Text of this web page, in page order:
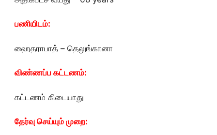
பணியிடம்:
ஹைதராபாத் – தெலுங்கானா
விண்ணப்ப கட்டணம்:
கட்டணம் கிடையாது
தேர்வு செய்யும் முறை: